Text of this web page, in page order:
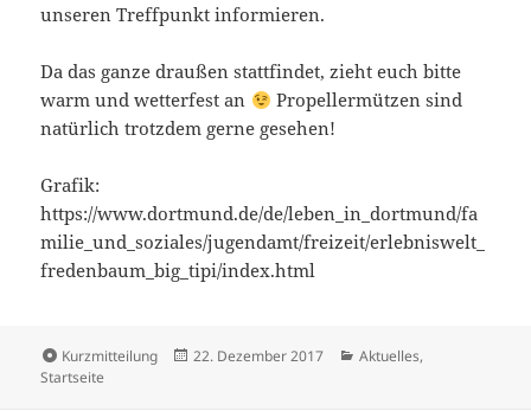
unseren Treffpunkt informieren.
Da das ganze draußen stattfindet, zieht euch bitte
warm und wetterfest an
Propellermützen sind
natürlich trotzdem gerne gesehen!
Grafik:
https://www.dortmund.de/de/leben_in_dortmund/fa
milie_und_soziales/jugendamt/freizeit/erlebniswelt_
fredenbaum_big_tipi/index.html
Format
Kurzmitteilung
Veröffentlicht
22. Dezember 2017 Kategorien
Aktuelles,
Startseite